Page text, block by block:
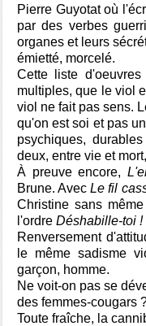
Pierre Guyotat où
par des verbes
organes et leurs
émietté, morcelé.
Cette liste
multiples, que le viol
viol ne fait pas sens.
qu'on est soi et pas
psychiques,
deux, entre vie et
À preuve encore,
Brune. Avec Le fil
Christine sans
l'ordre Déshabille-toi !
Renversement
le même sadisme
garçon, homme.
Ne voit-on pas se
des femmes-cougars
Toute fraîche, la